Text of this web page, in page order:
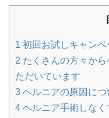
1 初回お試しキャンペ
2 たくさんの方々か
ただいています
3 ヘルニアの原因につ
4 ヘルニア手術しなく